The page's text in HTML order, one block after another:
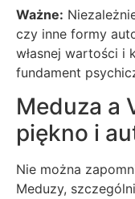
Ważne:
czy inne formy
własnej wartości i
fundament
Meduza a
piękno i
Nie można
Meduzy,